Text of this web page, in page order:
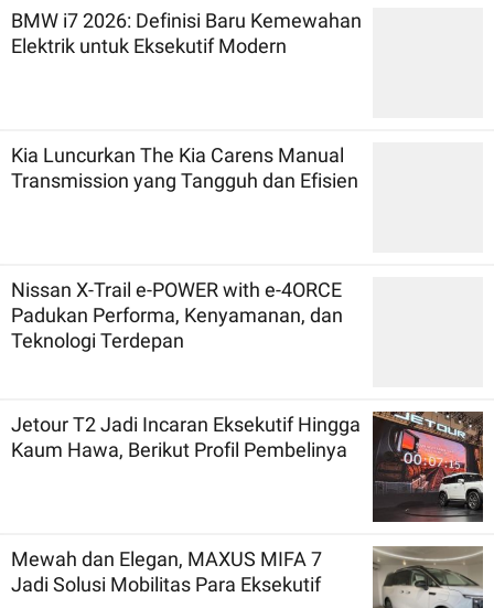
BMW i7 2026: Definisi Baru Kemewahan
Elektrik untuk Eksekutif Modern
Kia Luncurkan The Kia Carens Manual
Transmission yang Tangguh dan Efisien
Nissan X-Trail e-POWER with e-4ORCE
Padukan Performa, Kenyamanan, dan
Teknologi Terdepan
Jetour T2 Jadi Incaran Eksekutif Hingga
Kaum Hawa, Berikut Profil Pembelinya
Mewah dan Elegan, MAXUS MIFA 7
Jadi Solusi Mobilitas Para Eksekutif